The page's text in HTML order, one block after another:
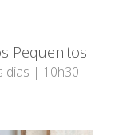
Pequenitos
dias | 10h30